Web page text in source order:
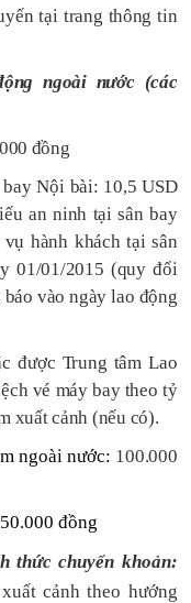
tại trang thông tin
ngoài nước (các
đồng
Nội bài: 10,5 USD
an ninh tại sân bay
hành khách tại sân
01/01/2015 (quy đổi
vào ngày lao động
được Trung tâm Lao
vé máy bay theo tỷ
xuất cảnh (nếu có).
ngoài nước: 100.000
đồng
thức chuyển khoản:
cảnh theo hướng